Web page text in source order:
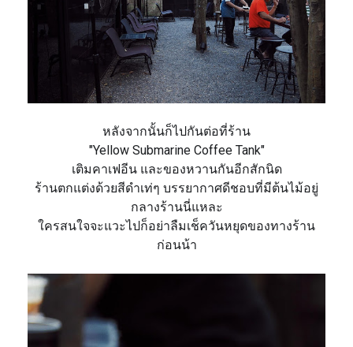
หลังจากนั้นก็ไปกันต่อที่ร้าน
"Yellow Submarine Coffee Tank"
เติมคาเฟอีน และของหวานกันอีกสักนิด
ร้านตกแต่งด้วยสีดำเท่ๆ บรรยากาศดีชอบที่มีต้นไม้อยู่
กลางร้านนี่แหละ
ใครสนใจจะแวะไปก็อย่าลืมเช็ควันหยุดของทางร้าน
ก่อนน้า